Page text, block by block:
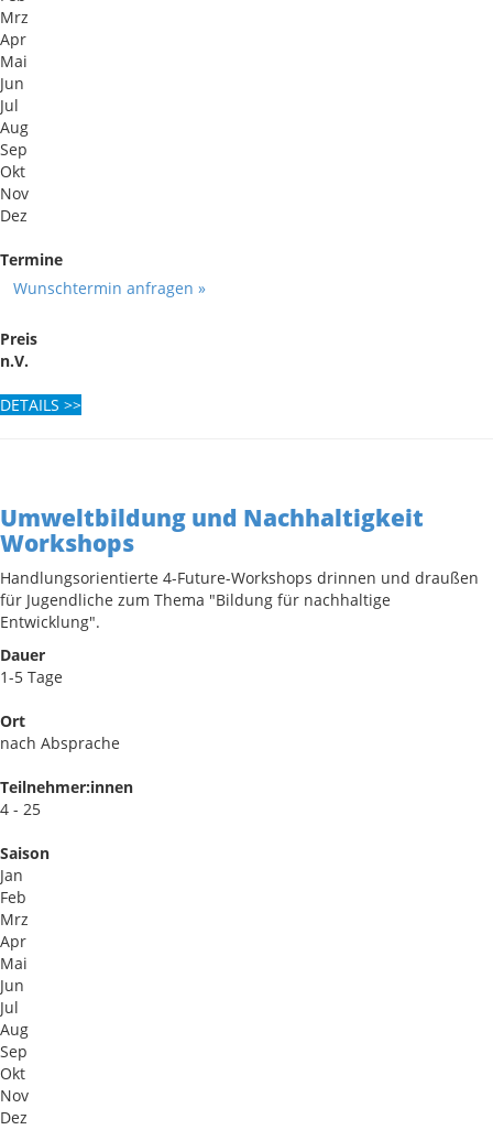
Mrz
Apr
Mai
Jun
Jul
Aug
Sep
Okt
Nov
Dez
Termine
Wunschtermin anfragen »
Preis
n.V.
DETAILS >>
Umweltbildung und Nachhaltigkeit
Workshops
Handlungsorientierte 4-Future-Workshops drinnen und draußen
für Jugendliche zum Thema "Bildung für nachhaltige
Entwicklung".
Dauer
1-5 Tage
Ort
nach Absprache
Teilnehmer:innen
4 - 25
Saison
Jan
Feb
Mrz
Apr
Mai
Jun
Jul
Aug
Sep
Okt
Nov
Dez